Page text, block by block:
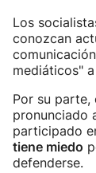
Los
conozcan
mediáticos"
Por su parte,
pronunciado
participado
tiene miedo
defenderse.